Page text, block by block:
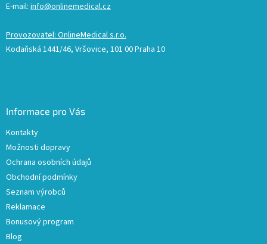
E-mail: info@onlinemedical.cz
Provozovatel: OnlineMedical s.r.o.
Kodaňská 1441/46, Vršovice, 101 00 Praha 10
Informace pro Vás
Kontakty
Možnosti dopravy
Ochrana osobních údajů
Obchodní podmínky
Seznam výrobců
Reklamace
Bonusový program
Blog